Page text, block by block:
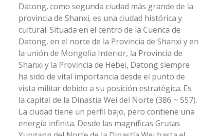
Datong, como segunda ciudad más grande de la
provincia de Shanxi, es una ciudad histórica y
cultural. Situada en el centro de la Cuenca de
Datong, en el norte de la Provincia de Shanxi y en
la unión de Mongolia Interior, la Provincia de
Shanxi y la Provincia de Hebei, Datong siempre
ha sido de vital importancia desde el punto de
vista militar debido a su posición estratégica. Es
la capital de la Dinastía Wei del Norte (386 ~ 557).
La ciudad tiene un perfil bajo, pero contiene una
energía infinita. Desde las magníficas Grutas